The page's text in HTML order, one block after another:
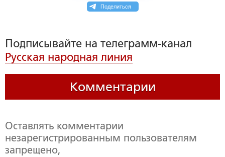
Поделиться
Подписывайте на телеграмм-канал
Русская народная линия
Комментарии
Оставлять комментарии
незарегистрированным пользователям
запрещено,